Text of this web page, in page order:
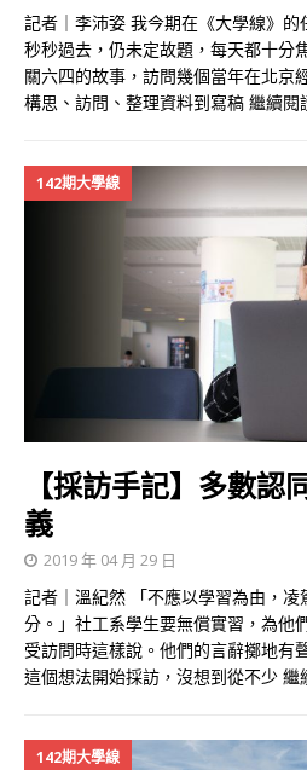
記者｜李沛姿 我今期在《大學線》
秒秒過去，仍未定故題，每天都十分
關六四的故事，訪問幾個當年在北京
構思、訪問、整理資料到寫稿 繼續閱
142期大學線
【採訪手記】多數
義
2019 年 04 月 29 日
記者｜溫紀然 「不應以學習為由，凌
分。」社工系學生要無償實習，為他
受訪問時這樣說。他們的言辭擲地有
這個想法開始採訪，沒想到從不少 繼
142期大學線